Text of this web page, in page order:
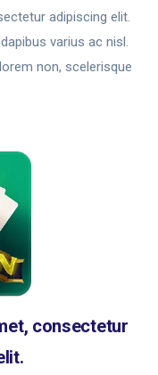
adipiscing elit.
varius ac nisl.
non, scelerisque
consectetur